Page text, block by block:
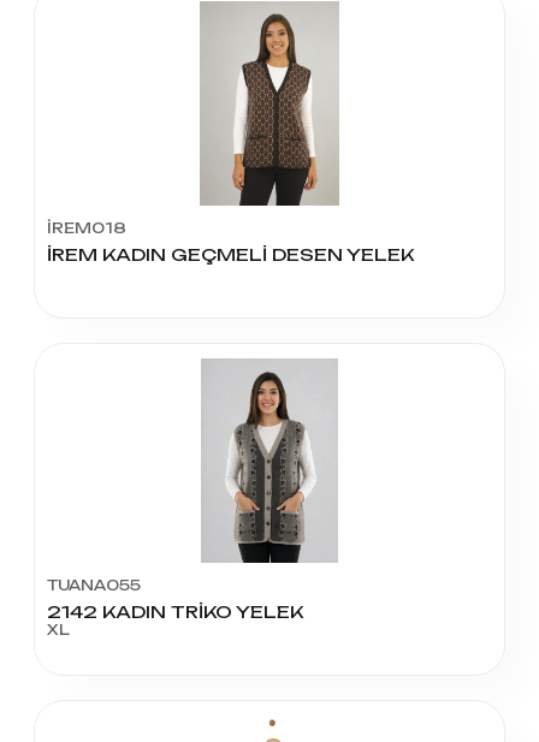
İREM018
İREM KADIN GEÇMELİ DESEN YELEK
TUANA055
2142 KADIN TRİKO YELEK
XL